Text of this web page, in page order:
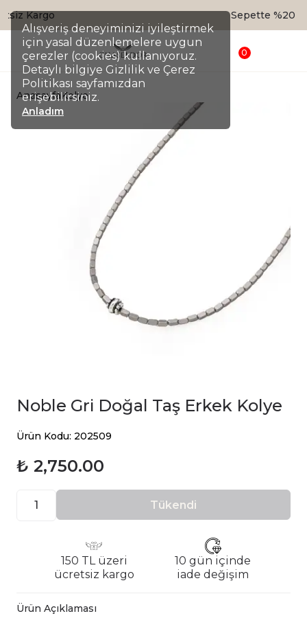
Alışveriş deneyiminizi iyileştirmek
için yasal düzenlemelere uygun
çerezler (cookies) kullanıyoruz.
Detaylı bilgiye Gizlilik ve Çerez
Politikası sayfamızdan
erişebilirsiniz.
Anladım
Sepette %20 İndirim
0
AnasayfaKolye
Noble Gri Doğal Taş Erkek Kolye
Ürün Kodu: 202509
₺ 2,750.00
Tükendi
150 TL üzeri
ücretsiz kargo
10 gün içinde
iade değişim
Ürün Açıklaması